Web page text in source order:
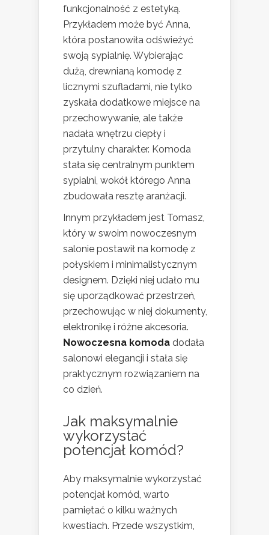
funkcjonalność z estetyką.
Przykładem może być Anna,
która postanowiła odświeżyć
swoją sypialnię. Wybierając
dużą, drewnianą komodę z
licznymi szufladami, nie tylko
zyskała dodatkowe miejsce na
przechowywanie, ale także
nadała wnętrzu ciepły i
przytulny charakter. Komoda
stała się centralnym punktem
sypialni, wokół którego Anna
zbudowała resztę aranżacji.
Innym przykładem jest Tomasz,
który w swoim nowoczesnym
salonie postawił na komodę z
połyskiem i minimalistycznym
designem. Dzięki niej udało mu
się uporządkować przestrzeń,
przechowując w niej dokumenty,
elektronikę i różne akcesoria.
Nowoczesna komoda dodała
salonowi elegancji i stała się
praktycznym rozwiązaniem na
co dzień.
Jak maksymalnie
wykorzystać
potencjał komód?
Aby maksymalnie wykorzystać
potencjał komód, warto
pamiętać o kilku ważnych
kwestiach. Przede wszystkim,